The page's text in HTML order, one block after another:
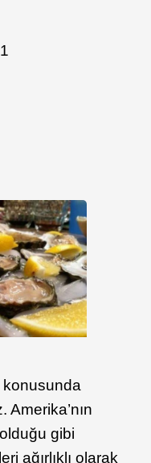
konusunda
Amerika’nın
gibi
ağırlıklı olarak